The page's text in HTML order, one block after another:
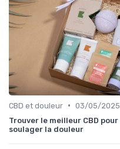
CBD et douleur • 03/05/2025
Trouver le meilleur CBD pour
soulager la douleur